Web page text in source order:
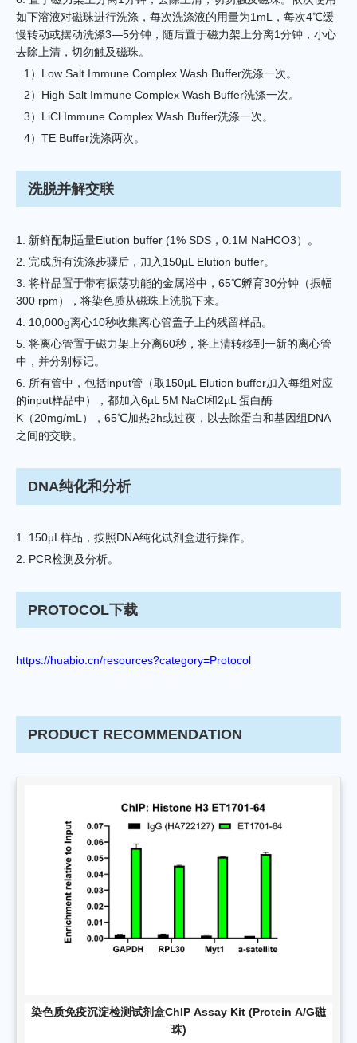
如下溶液对磁珠进行洗涤，每次洗涤液的用量为1mL，每次4℃缓
慢转动或摆动洗涤3—5分钟，随后置于磁力架上分离1分钟，小心
去除上清，切勿触及磁珠。
1）Low Salt Immune Complex Wash Buffer洗涤一次。
2）High Salt Immune Complex Wash Buffer洗涤一次。
3）LiCl Immune Complex Wash Buffer洗涤一次。
4）TE Buffer洗涤两次。
洗脱并解交联
1. 新鲜配制适量Elution buffer (1% SDS，0.1M NaHCO3）。
2. 完成所有洗涤步骤后，加入150µL Elution buffer。
3. 将样品置于带有振荡功能的金属浴中，65℃孵育30分钟（振幅
300 rpm），将染色质从磁珠上洗脱下来。
4. 10,000g离心10秒收集离心管盖子上的残留样品。
5. 将离心管置于磁力架上分离60秒，将上清转移到一新的离心管
中，并分别标记。
6. 所有管中，包括input管（取150µL Elution buffer加入每组对应
的input样品中），都加入6µL 5M NaCl和2µL 蛋白酶
K（20mg/mL），65℃加热2h或过夜，以去除蛋白和基因组DNA
之间的交联。
DNA纯化和分析
1. 150µL样品，按照DNA纯化试剂盒进行操作。
2. PCR检测及分析。
PROTOCOL下载
https://huabio.cn/resources?category=Protocol
PRODUCT RECOMMENDATION
染色质免疫沉淀检测试剂盒ChIP Assay Kit (Protein A/G磁
珠)